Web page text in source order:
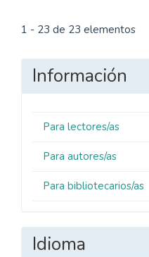
1 - 23 de 23 elementos
Información
Para lectores/as
Para autores/as
Para bibliotecarios/as
Idioma